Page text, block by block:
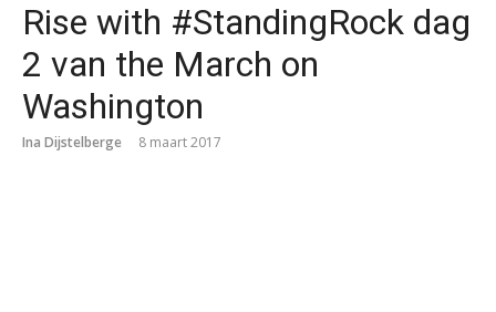
Rise with #StandingRock dag
2 van the March on
Washington
Ina Dijstelberge 8 maart 2017